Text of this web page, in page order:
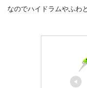
なのでハイドラムやふわ